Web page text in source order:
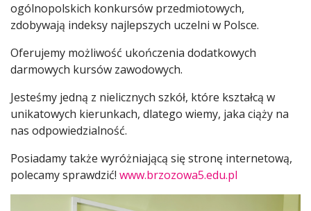
ogólnopolskich konkursów przedmiotowych,
zdobywają indeksy najlepszych uczelni w Polsce.
Oferujemy możliwość ukończenia dodatkowych
darmowych kursów zawodowych.
Jesteśmy jedną z nielicznych szkół, które kształcą w
unikatowych kierunkach, dlatego wiemy, jaka ciąży na
nas odpowiedzialność.
Posiadamy także wyróżniającą się stronę internetową,
polecamy sprawdzić! www.brzozowa5.edu.pl